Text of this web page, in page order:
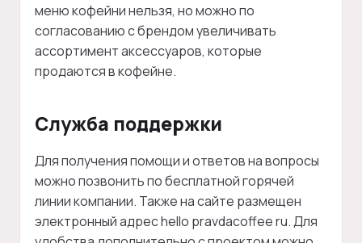
меню кофейни нельзя, но можно по
согласованию с брендом увеличивать
ассортимент аксессуаров, которые
продаются в кофейне.
Служба поддержки
Для получения помощи и ответов на вопросы
можно позвонить по бесплатной горячей
линии компании. Также на сайте размещен
электронный адрес hello pravdacoffee ru. Для